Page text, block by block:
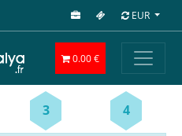
EUR
0.00 €
3 4